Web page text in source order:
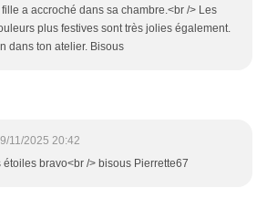
a accroché dans sa chambre.<br /> Les
plus festives sont très jolies également.
dans ton atelier. Bisous
11/2025 20:42
étoiles bravo<br /> bisous Pierrette67